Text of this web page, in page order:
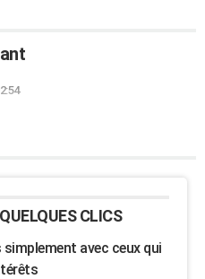
CLICS
avec ceux qui